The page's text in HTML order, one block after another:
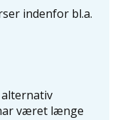
indenfor bl.a.
alternativ
været længe